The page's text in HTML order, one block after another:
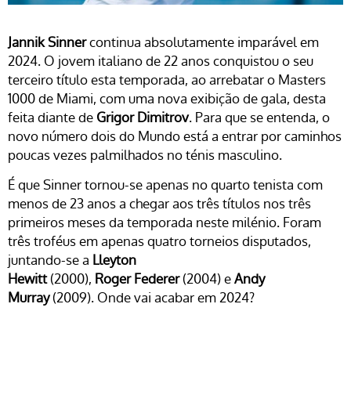
Jannik Sinnercontinua absolutamente imparável em
2024. O jovem italiano de 22 anos conquistou o seu
terceiro título esta temporada, ao arrebatar o Masters
1000 de Miami, com uma nova exibição de gala, desta
feita diante de Grigor Dimitrov. Para que se entenda, o
novo número dois do Mundo está a entrar por caminhos
poucas vezes palmilhados no ténis masculino.
É que Sinner tornou-se apenas no quarto tenista com
menos de 23 anos a chegar aos três títulos nos três
primeiros meses da temporada neste milénio. Foram
três troféus em apenas quatro torneios disputados,
juntando-se a Lleyton
Hewitt(2000), Roger Federer(2004) eAndy
Murray(2009). Onde vai acabar em 2024?